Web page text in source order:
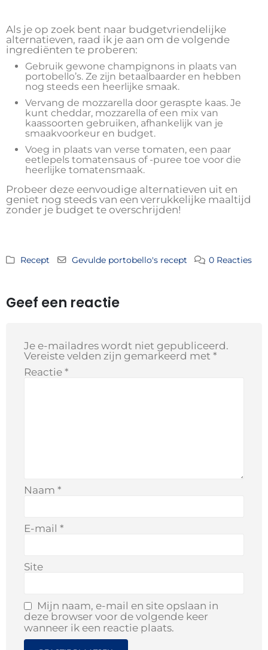
Als je op zoek bent naar budgetvriendelijke
alternatieven, raad ik je aan om de volgende
ingrediënten te proberen:
Gebruik gewone champignons in plaats van
portobello’s. Ze zijn betaalbaarder en hebben
nog steeds een heerlijke smaak.
Vervang de mozzarella door geraspte kaas. Je
kunt cheddar, mozzarella of een mix van
kaassoorten gebruiken, afhankelijk van je
smaakvoorkeur en budget.
Voeg in plaats van verse tomaten, een paar
eetlepels tomatensaus of -puree toe voor die
heerlijke tomatensmaak.
Probeer deze eenvoudige alternatieven uit en
geniet nog steeds van een verrukkelijke maaltijd
zonder je budget te overschrijden!
Recept Gevulde portobello's recept 0 Reacties
Geef een reactie
Je e-mailadres wordt niet gepubliceerd.
Vereiste velden zijn gemarkeerd met *
Reactie *
Naam *
E-mail *
Site
Mijn naam, e-mail en site opslaan in
deze browser voor de volgende keer
wanneer ik een reactie plaats.